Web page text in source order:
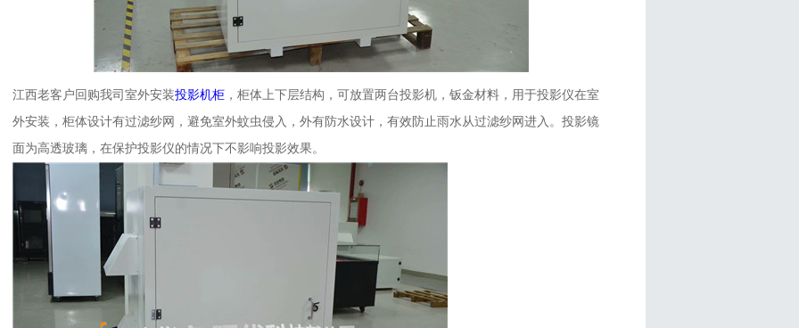
江西老客户回购我司室外安装投影机柜 ，柜体上下层结构，可放置两台投影机，钣金材料，用于投影仪在室
外安装，柜体设计有过滤纱网，避免室外蚊虫侵入，外有防水设计，有效防止雨水从过滤纱网进入。投影镜
面为高透玻璃，在保护投影仪的情况下不影响投影效果。